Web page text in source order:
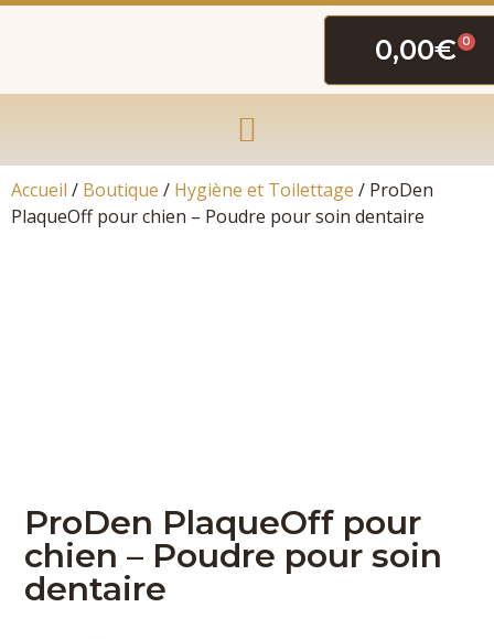
0,00€ 0
Accueil / Boutique / Hygiène et Toilettage / ProDen
PlaqueOff pour chien – Poudre pour soin dentaire
ProDen PlaqueOff pour
chien – Poudre pour soin
dentaire